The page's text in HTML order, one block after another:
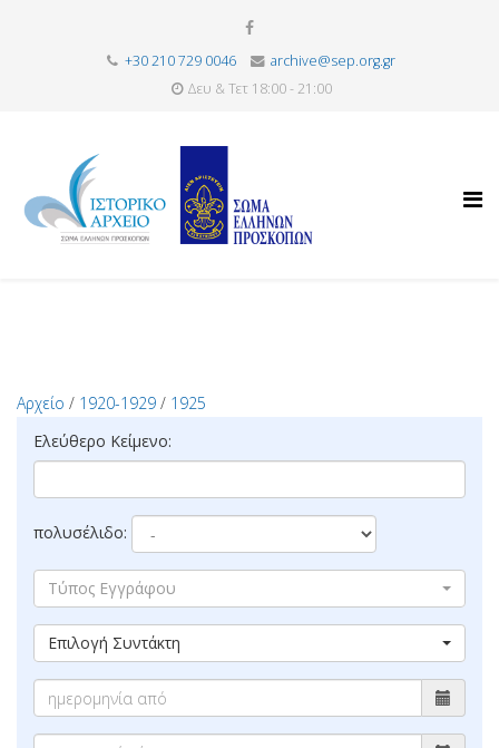
+30 210 729 0046
archive@sep.org.gr
Δευ & Τετ 18:00 - 21:00
Αρχείο / 1920-1929 / 1925
Ελεύθερο Κείμενο:
πολυσέλιδο:
Τύπος Εγγράφου
Επιλογή Συντάκτη